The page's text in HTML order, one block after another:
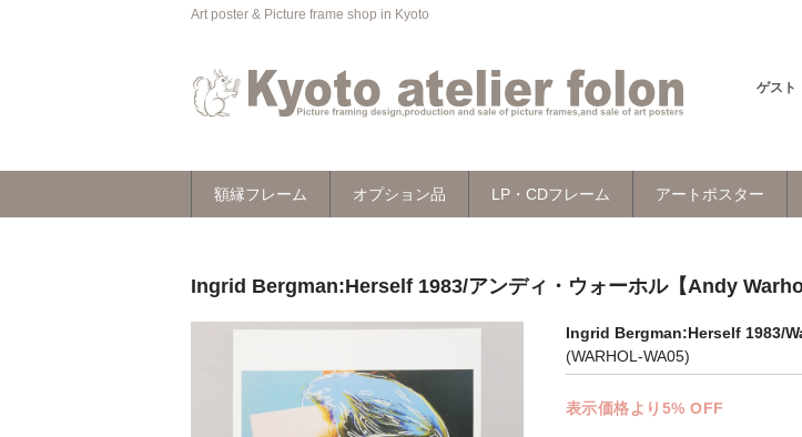
Art poster & Picture frame shop in Kyoto
ゲスト
額縁フレーム オプション品 LP・CDフレーム アートポスター
Ingrid Bergman:Herself 1983/アンディ・ウォーホル【Andy
Ingrid Bergman:Herself 1983/
(WARHOL-WA05)
表示価格より5% OFF